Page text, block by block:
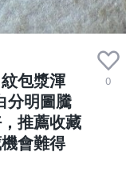
包漿渾
分明圖騰
推薦收藏
會難得
0